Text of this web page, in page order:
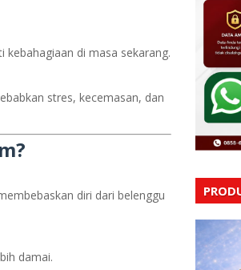
di masa sekarang.
stres, kecemasan, dan
diri dari belenggu
damai.